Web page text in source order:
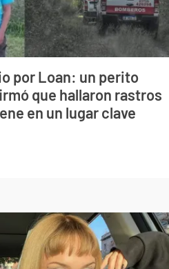
por Loan: un perito
que hallaron rastros
en un lugar clave